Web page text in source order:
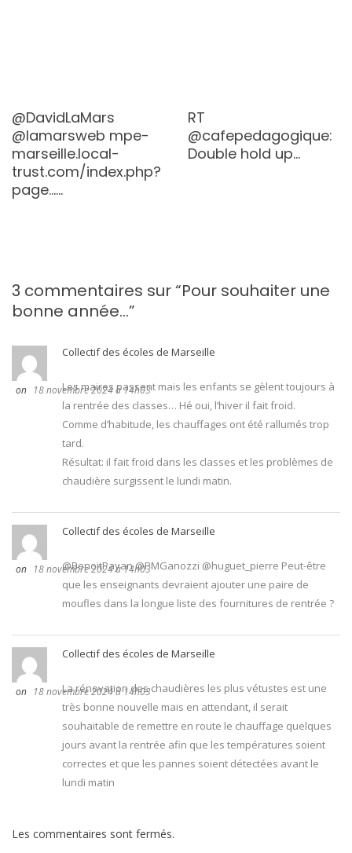
@DavidLaMars
@lamarsweb mpe-
marseille.local-
trust.com/index.php?
page……
RT
@cafepedagogique:
Double hold up…
3 commentaires sur “Pour souhaiter une
bonne année…”
Collectif des écoles de Marseille
18 novembre 2024 à 14h03
Les maires passent mais les enfants se gèlent toujours à
la rentrée des classes… Hé oui, l’hiver il fait froid.
Comme d’habitude, les chauffages ont été rallumés trop
tard.
Résultat: il fait froid dans les classes et les problèmes de
chaudière surgissent le lundi matin.
Collectif des écoles de Marseille
18 novembre 2024 à 14h03
@BenoitPayan @PMGanozzi @huguet_pierre Peut-être
que les enseignants devraient ajouter une paire de
moufles dans la longue liste des fournitures de rentrée ?
Collectif des écoles de Marseille
18 novembre 2024 à 14h03
La rénovation des chaudières les plus vétustes est une
très bonne nouvelle mais en attendant, il serait
souhaitable de remettre en route le chauffage quelques
jours avant la rentrée afin que les températures soient
correctes et que les pannes soient détectées avant le
lundi matin
Les commentaires sont fermés.